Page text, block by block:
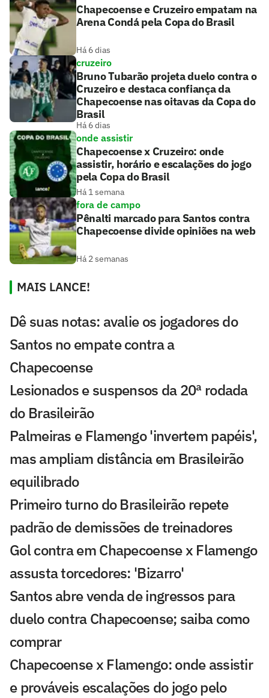
Chapecoense e Cruzeiro empatam na
Arena Condá pela Copa do Brasil
Há 6 dias
cruzeiro
Bruno Tubarão projeta duelo contra o
Cruzeiro e destaca confiança da
Chapecoense nas oitavas da Copa do
Brasil
Há 6 dias
onde assistir
Chapecoense x Cruzeiro: onde
assistir, horário e escalações do jogo
pela Copa do Brasil
Há 1 semana
fora de campo
Pênalti marcado para Santos contra
Chapecoense divide opiniões na web
Há 2 semanas
MAIS LANCE!
Dê suas notas: avalie os jogadores do
Santos no empate contra a
Chapecoense
Lesionados e suspensos da 20ª rodada
do Brasileirão
Palmeiras e Flamengo 'invertem papéis',
mas ampliam distância em Brasileirão
equilibrado
Primeiro turno do Brasileirão repete
padrão de demissões de treinadores
Gol contra em Chapecoense x Flamengo
assusta torcedores: 'Bizarro'
Santos abre venda de ingressos para
duelo contra Chapecoense; saiba como
comprar
Chapecoense x Flamengo: onde assistir
e prováveis escalações do jogo pelo